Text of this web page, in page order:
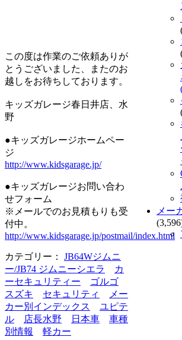
この度は作業のご依頼ありが
とうございました、またのお
越しをお待ちしております。
キッズガレージ春日井店、水
野
●キッズガレージホームペー
ジ
http://www.kidsgarage.jp/
●キッズガレージお問い合わ
せフォーム
※メールでのお見積もりも受
付中。
http://www.kidsgarage.jp/postmail/index.html
カテゴリー：
JB64Wジムニ
ー/JB74 ジムニーシエラ
カ
ーセキュリティー
ゴルゴ
スズキ
セキュリティ
メー
カー別インデックス
ユピテ
ル
店長水野 日本車
車種
別情報
軽カー
メー